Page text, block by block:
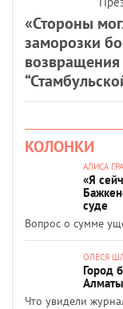
«Стороны
заморозки
КОЛОНКИ
АЛИСА
«Я
суде
Вопрос о сумме
ОЛЕСЯ
Город
Алматы
Что увидели